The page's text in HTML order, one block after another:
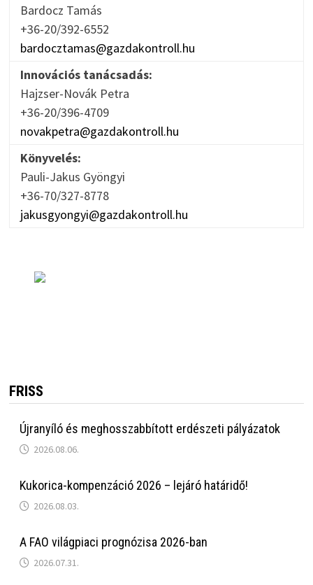
Bardocz Tamás
+36-20/392-6552
bardocztamas@gazdakontroll.hu
Innovációs tanácsadás:
Hajzser-Novák Petra
+36-20/396-4709
novakpetra@gazdakontroll.hu
Könyvelés:
Pauli-Jakus Gyöngyi
+36-70/327-8778
jakusgyongyi@gazdakontroll.hu
FRISS
Újranyíló és meghosszabbított erdészeti pályázatok
2026.08.06.
Kukorica-kompenzáció 2026 – lejáró határidő!
2026.08.03.
A FAO világpiaci prognózisa 2026-ban
2026.07.31.